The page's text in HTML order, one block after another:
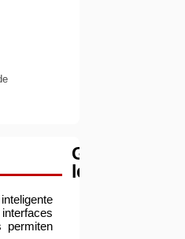
Garantía
legal